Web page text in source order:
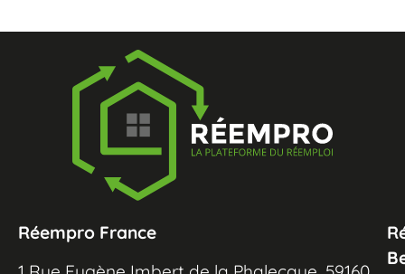
Réempro France